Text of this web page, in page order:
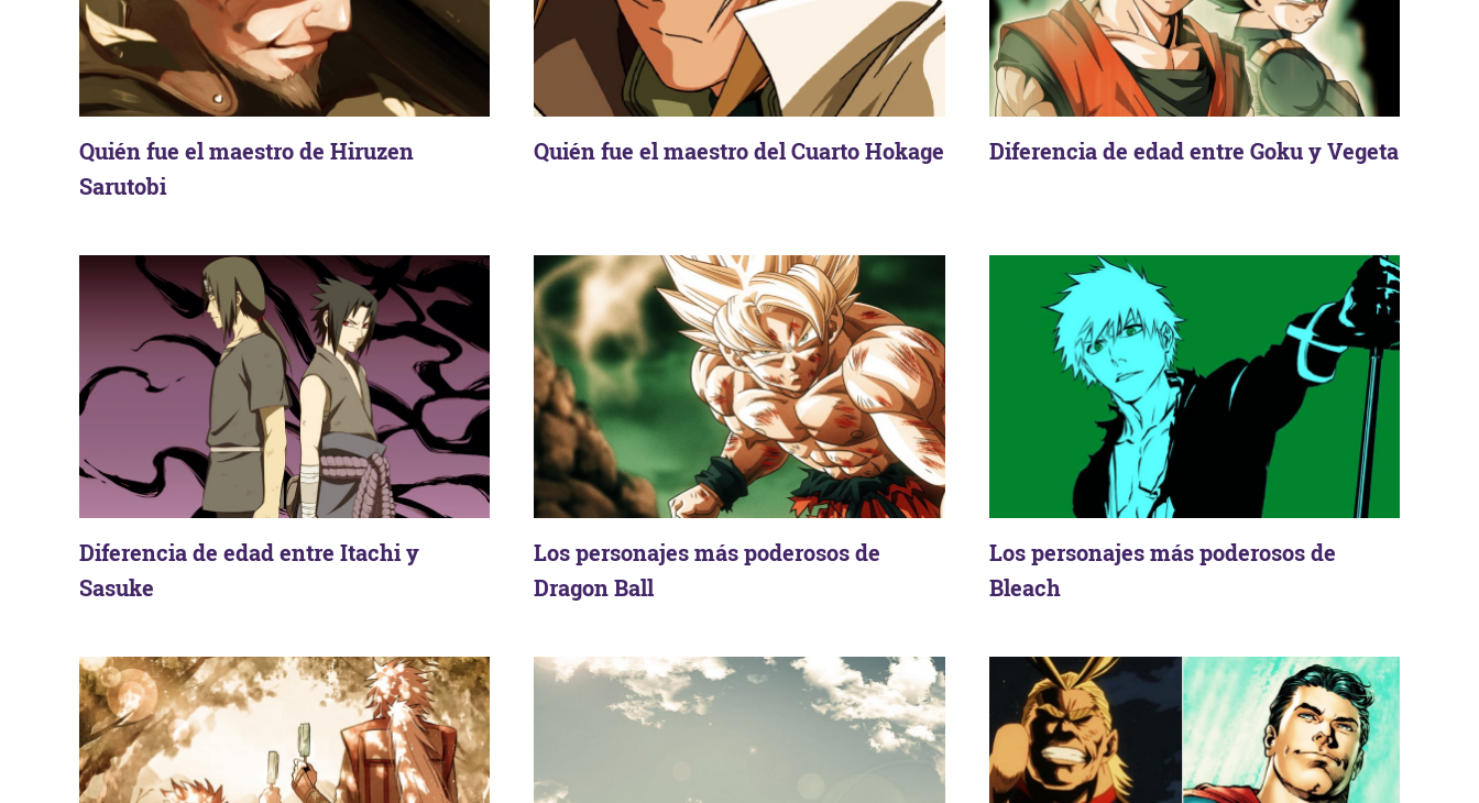
Quién fue el maestro de Hiruzen
Sarutobi
Quién fue el maestro del Cuarto Hokage Diferencia de edad entre Goku y Vegeta
Diferencia de edad entre Itachi y
Sasuke
Los personajes más poderosos de
Dragon Ball
Los personajes más poderosos de
Bleach